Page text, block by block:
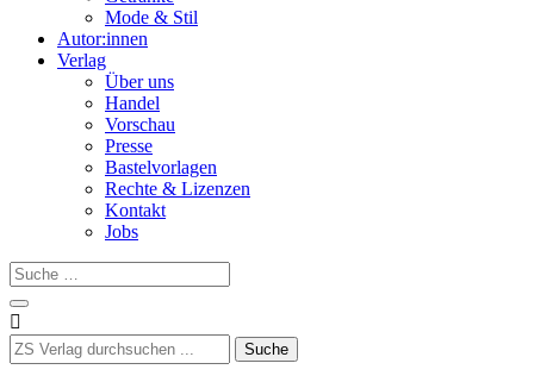
Mode & Stil
Autor:innen
Verlag
Über uns
Handel
Vorschau
Presse
Bastelvorlagen
Rechte & Lizenzen
Kontakt
Jobs

Suchen
nach: